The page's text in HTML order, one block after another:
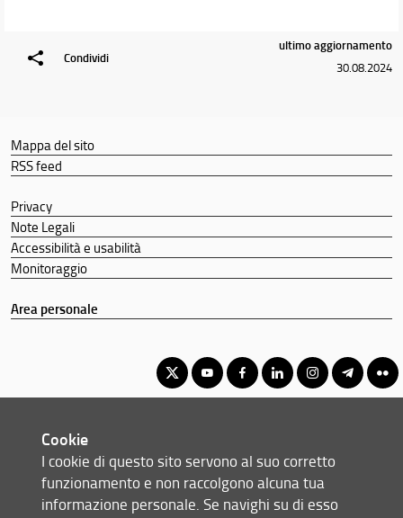
Condividi
ultimo aggiornamento
30.08.2024
Mappa del sito
RSS feed
Privacy
Note Legali
Accessibilità e usabilità
Monitoraggio
Area personale
© Copyright 2012-2026 Università degli Studi di Firenze UNIFI
P.IVA/Cod.Fis 01279680480
Cookie
I cookie di questo sito servono al suo corretto
funzionamento e non raccolgono alcuna tua
informazione personale. Se navighi su di esso